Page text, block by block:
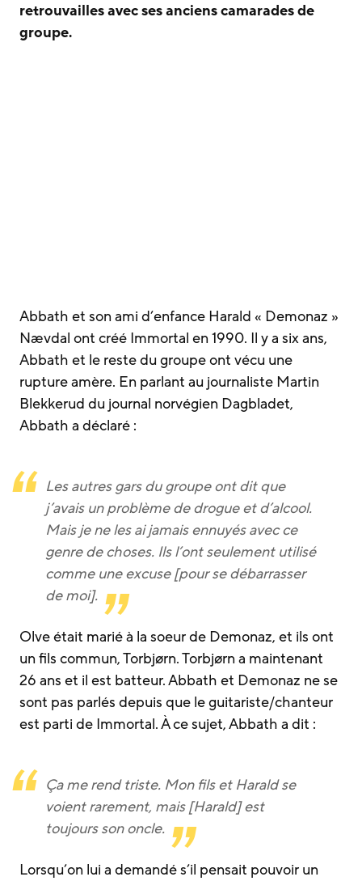
retrouvailles avec ses anciens camarades de
groupe.
Abbath et son ami d’enfance Harald « Demonaz »
Nævdal ont créé Immortal en 1990. Il y a six ans,
Abbath et le reste du groupe ont vécu une
rupture amère. En parlant au journaliste Martin
Blekkerud du journal norvégien Dagbladet,
Abbath a déclaré :
Les autres gars du groupe ont dit que
j’avais un problème de drogue et d’alcool.
Mais je ne les ai jamais ennuyés avec ce
genre de choses. Ils l’ont seulement utilisé
comme une excuse [pour se débarrasser
de moi].
Olve était marié à la soeur de Demonaz, et ils ont
un fils commun, Torbjørn. Torbjørn a maintenant
26 ans et il est batteur. Abbath et Demonaz ne se
sont pas parlés depuis que le guitariste/chanteur
est parti de Immortal. À ce sujet, Abbath a dit :
Ça me rend triste. Mon fils et Harald se
voient rarement, mais [Harald] est
toujours son oncle.
Lorsqu’on lui a demandé s’il pensait pouvoir un